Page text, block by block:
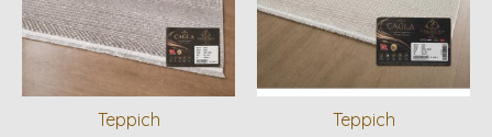
Teppich
Teppich